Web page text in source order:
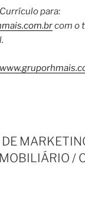
para:
com o
/